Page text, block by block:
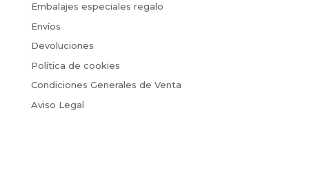
Embalajes especiales regalo
Envíos
Devoluciones
Política de cookies
Condiciones Generales de Venta
Aviso Legal